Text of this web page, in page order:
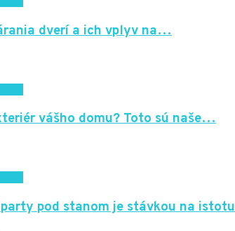
dverí a ich vplyv na…
vášho domu? Toto sú naše…
pod stanom je stávkou na istotu